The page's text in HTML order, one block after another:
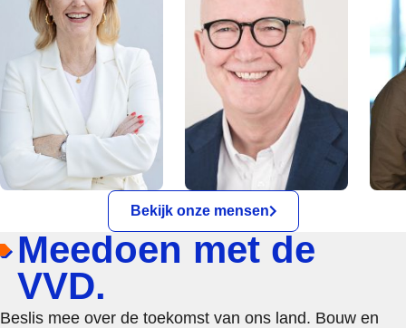
Bekijk onze mensen
Meedoen met de
VVD.
Beslis mee over de toekomst van ons land. Bouw en